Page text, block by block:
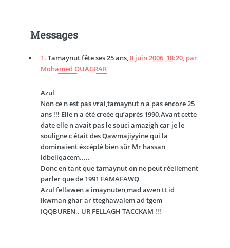
Messages
1. Tamaynut fête ses 25 ans, 8 juin 2006, 18:20, par
Mohamed OUAGRAR
Azul
Non ce n est pas vrai,tamaynut n a pas encore 25
ans !!! Elle n a été creée qu’aprés 1990.Avant cette
date elle n avait pas le souci amazigh car je le
souligne c était des Qawmajiyyine qui la
dominaient éxcèpté bien sûr Mr hassan
idbellqacem.....
Donc en tant que tamaynut on ne peut réellement
parler que de 1991 FAMAFAWQ
Azul fellawen a imaynuten,mad awen tt id
ikwman ghar ar tteghawalem ad tgem
IQQBUREN.. UR FELLAGH TACCKAM !!!